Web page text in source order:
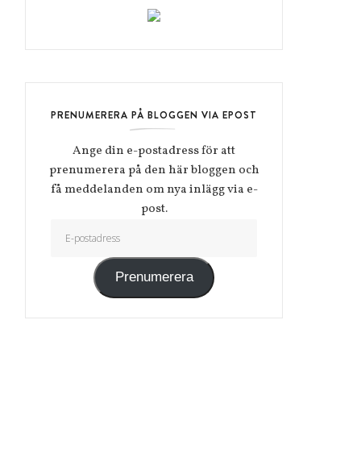
PRENUMERERA PÅ BLOGGEN VIA EPOST
Ange din e-postadress för att
prenumerera på den här bloggen och
få meddelanden om nya inlägg via e-
post.
Prenumerera